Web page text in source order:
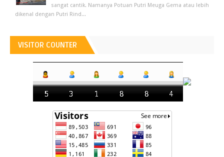
sangat cantik. Namanya Potuan Putri Meuga Gema atau lebih
dikenal dengan Putri Rind...
VISITOR COUNTER